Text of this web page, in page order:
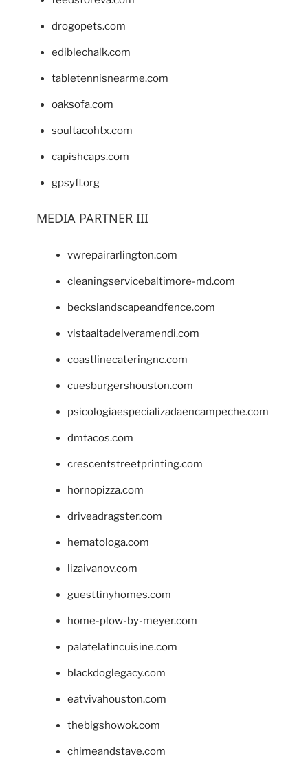
drogopets.com
ediblechalk.com
tabletennisnearme.com
oaksofa.com
soultacohtx.com
capishcaps.com
gpsyfl.org
MEDIA PARTNER III
vwrepairarlington.com
cleaningservicebaltimore-md.com
beckslandscapeandfence.com
vistaaltadelveramendi.com
coastlinecateringnc.com
cuesburgershouston.com
psicologiaespecializadaencampeche.com
dmtacos.com
crescentstreetprinting.com
hornopizza.com
driveadragster.com
hematologa.com
lizaivanov.com
guesttinyhomes.com
home-plow-by-meyer.com
palatelatincuisine.com
blackdoglegacy.com
eatvivahouston.com
thebigshowok.com
chimeandstave.com